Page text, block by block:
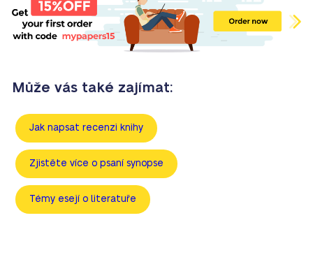
Může vás také zajímat:
Jak napsat recenzi knihy
Zjistěte více o psaní synopse
Témy esejí o literatuře